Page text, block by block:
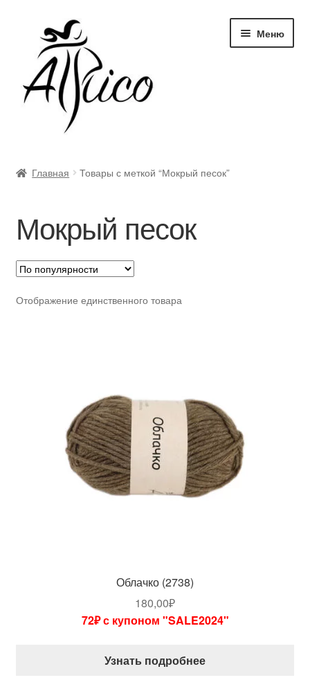
Перейти
навигации
Перейти
содержимому
Меню
Контакты
Корзина
Опт
Главная Товары с меткой “Мокрый песок”
Мокрый песок
Отображение единственного товара
Облачко (2738)
180,00₽
72₽ с купоном "SALE2024"
Узнать подробнее